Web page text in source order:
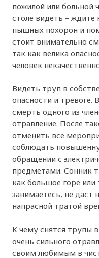
пожилой или больной
столе видеть –
пышных похорон и
стоит внимательно
так как велика
человек
Видеть труп в
опасности и тревоге.
смерть одного из
отравление. После
отменить все
соблюдать
обращении с
предметами. Сонник
как большое горе
занимаетесь, не даст
напрасной тратой
К чему снятся трупы
очень сильного
своим любимым в